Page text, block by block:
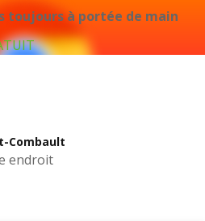
toujours à portée de main
endroit
Combault